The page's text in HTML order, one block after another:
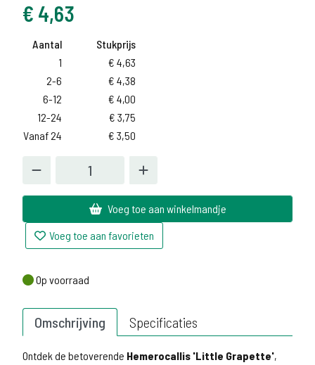
€ 4,63
Aantal
Stukprijs
1
€ 4,63
2-6
€ 4,38
6-12
€ 4,00
12-24
€ 3,75
Vanaf 24
€ 3,50
Voeg toe aan winkelmandje
Voeg toe aan favorieten
Op voorraad
Op voorraad
Omschrijving Specificaties
Ontdek de betoverende Hemerocallis 'Little Grapette',